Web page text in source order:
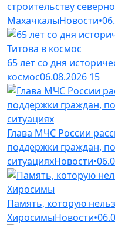
строительству
МахачкалыНовости•
65 лет со дня
космос06.08.2026 15
Глава МЧС России
поддержки граждан,
ситуацияхНовости•
Память, которую
ХиросимыНовости•